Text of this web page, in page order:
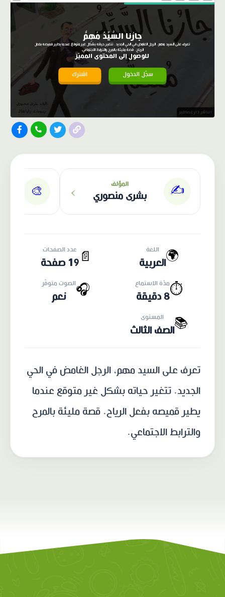
جارُنا السَّيِّدُ مُهِمٌّ
تعرف على السيد مهم، الرجل الغامض في الحي الجديد. تتغير حياته بشكل غير متوقع عندما يطير قميصه بفعل
الرياح. قصة مليئة بالمرح والترابط الاجتماعي.
للوصول إلى المحتوى المميّز
سجّل الدخول اشترك
الناشر: دار عصافير
✍️ المؤلف
بشرى منصوري ›
🎨
🌍 اللغة
العربية 📄
عدد الصفحات
19 صفحة
⏱️مدّة الاستماع
8 دقيقة
🎧الصوت متوفّر
نعم
📚 المستوى
الصف الثالث
تعرف على السيد مهم، الرجل الغامض في الحي
الجديد. تتغير حياته بشكل غير متوقع عندما
يطير قميصه بفعل الرياح. قصة مليئة بالمرح
والترابط الاجتماعي.